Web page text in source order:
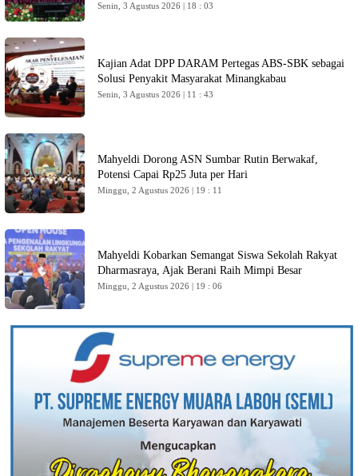
Senin, 3 Agustus 2026 | 18 : 03
Kajian Adat DPP DARAM Pertegas ABS-SBK sebagai
Solusi Penyakit Masyarakat Minangkabau
Senin, 3 Agustus 2026 | 11 : 43
Mahyeldi Dorong ASN Sumbar Rutin Berwakaf,
Potensi Capai Rp25 Juta per Hari
Minggu, 2 Agustus 2026 | 19 : 11
Mahyeldi Kobarkan Semangat Siswa Sekolah Rakyat
Dharmasraya, Ajak Berani Raih Mimpi Besar
Minggu, 2 Agustus 2026 | 19 : 06